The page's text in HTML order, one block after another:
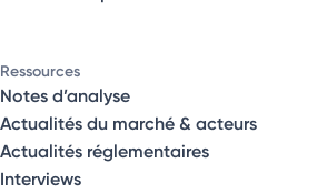
Ressources
Notes d’analyse
Actualités du marché & acteurs
Actualités réglementaires
Interviews